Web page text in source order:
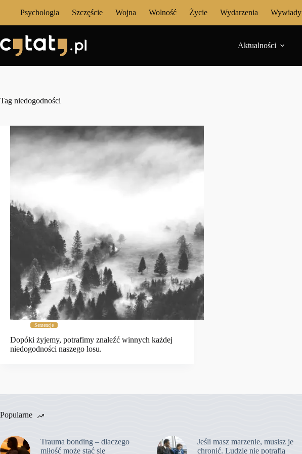
Psychologia Szczęście Wojna Wolność Życie Wydarzenia Wywiady
Aktualności
Tag niedogodności
Sentencje
Dopóki żyjemy, potrafimy znaleźć winnych każdej
niedogodności naszego losu.
Popularne
Trauma bonding – dlaczego
miłość może stać się
Jeśli masz marzenie, musisz je
chronić. Ludzie nie potrafią